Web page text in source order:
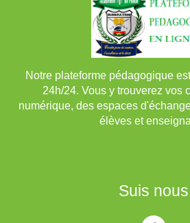
Notre plateforme pédagogique
24h/24. Vous y trouverez vos
numérique, des espaces
élèves et
Suis nous